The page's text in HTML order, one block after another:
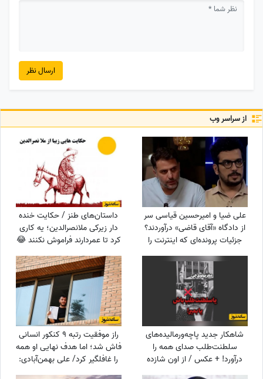
ارسال نظر
از سراسر وب
علی ضیا و امیرحسین قیاسی سر
از دادگاه «آقای قاضی» درآوردند؟
جزئیات پرونده‌ای که اینترنت را
ترکاند!
داستان‌های طنز / حکایت خنده
دار زیرکی ملانصرالدین؛ یه کاری
کرد تا عمردارند فراموش نکنند 😂
+ ویدئو
شاهکار جدید پاچه‌ورمالیده‌های
سلطنت‌طلب صدای همه را
درآورد! + عکس / از اون شازده
همچین طرفداری بعید نیست!
راز موفقیت رتبه 9 کنکور انسانی
فاش شد؛ اما هدف نهایی او همه
را غافلگیر کرد/ علی بهمن‌آبادی:
می‌خواهم جانم را ...